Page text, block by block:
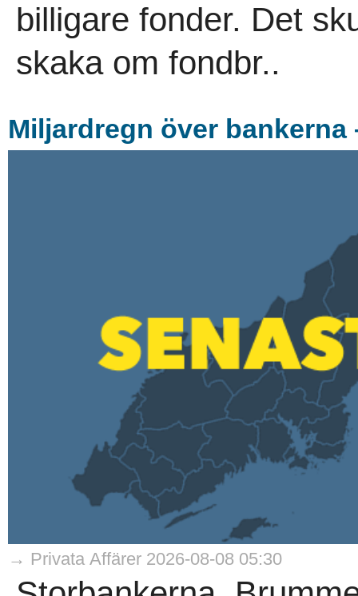
billigare fonder. Det
skaka om fondbr..
Miljardregn över
→ Privata Affärer 2026-08-08 05:30